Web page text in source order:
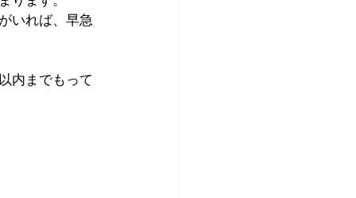
いれば、早急
内までもって